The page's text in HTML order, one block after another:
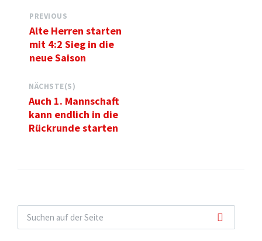
PREVIOUS
Alte Herren starten
mit 4:2 Sieg in die
neue Saison
NÄCHSTE(S)
Auch 1. Mannschaft
kann endlich in die
Rückrunde starten